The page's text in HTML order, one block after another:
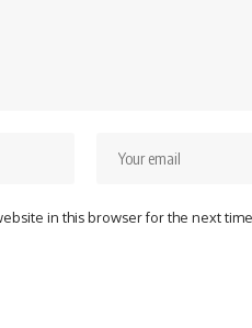
in this browser for the next